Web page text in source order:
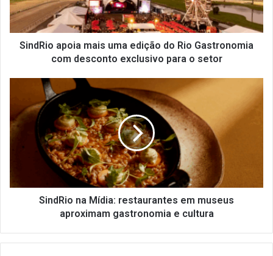
Rio
Gastronomia
com
desconto
SindRio apoia mais uma edição do Rio Gastronomia
com desconto exclusivo para o setor
Mídia:
restaurantes
em
museus
aproximam
gastronomia
e
SindRio na Mídia: restaurantes em museus
aproximam gastronomia e cultura